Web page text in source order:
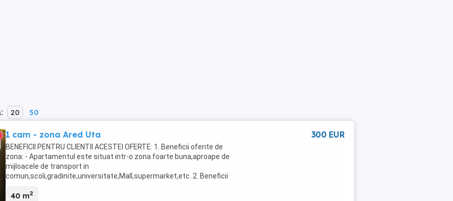
20 50
1 cam - zona Ared Uta
BENEFICII PENTRU CLIENTII ACESTEI OFERTE: 1. Beneficii oferite de
zona: - Apartamentul este situat intr-o zona foarte buna,aproape de
mijloacele de transport in
comun,scoli,gradinite,universitate,Mall,supermarket,etc. 2. Beneficii
spatioasa,baie,bucatarie,hol ...
40 m2
300 EUR